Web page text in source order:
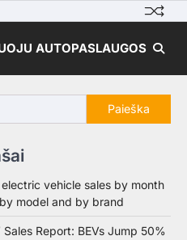
AUTOPASLAUGOS
Paieška
vehicle sales by month
model and by brand
Sales Report: BEVs Jump 50%